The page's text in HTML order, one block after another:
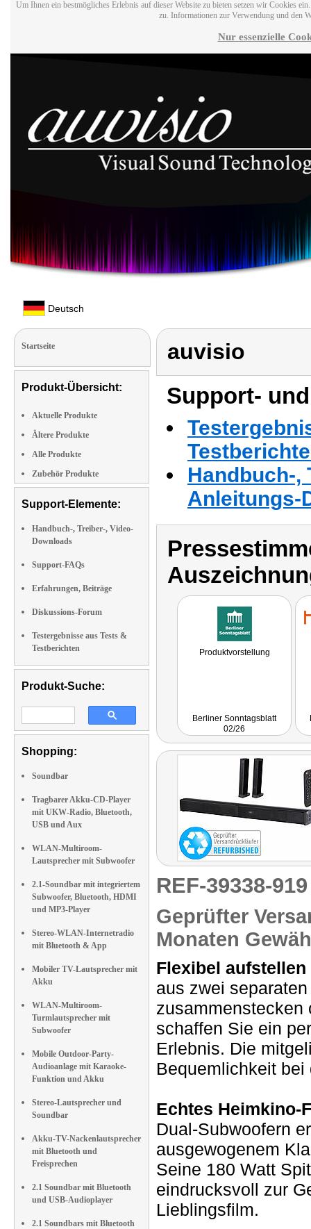
Um Ihnen ein bestmögliches Erlebnis auf dieser Website zu bieten setzen wir Cookies
zu. Informationen zur Verwendung und den
Nur essenzielle
Deutsch
Startseite
Produkt-Übersicht:
Aktuelle Produkte
Ältere Produkte
Alle Produkte
Zubehör Produkte
Support-Elemente:
Handbuch-, Treiber-, Video-
Downloads
Support-FAQs
Erfahrungen, Beiträge
Diskussions-Forum
Testergebnisse aus Tests &
Testberichten
Produkt-Suche:
Shopping:
Soundbar
Tragbarer Akku-CD-Player
mit UKW-Radio, Bluetooth,
USB und Aux
WLAN-Multiroom-
Lautsprecher mit Subwoofer
2.1-Soundbar mit integriertem
Subwoofer, Bluetooth, HDMI
und MP3-Player
Stereo-WLAN-Internetradio
mit Bluetooth & App
Mobiler TV-Lautsprecher mit
Akku
WLAN-Multiroom-
Turmlautsprecher mit
Subwoofer
Mobile Outdoor-Party-
Audioanlage mit Karaoke-
Funktion und Akku
Stereo-Lautsprecher und
Soundbar
Akku-TV-Nackenlautsprecher
mit Bluetooth und
Freisprechen
2.1 Soundbar mit Bluetooth
und USB-Audioplayer
2.1 Soundbars mit Bluetooth
auvisio
Support-
Handbuch-,
Anleitungs-
Produktvorstellung
Berliner Sonntagsblatt
02/26
REF-39338-
Geprüfter
Monaten
Flexibel
aus zwei
zusammenstecken
schaffen Sie ein
Erlebnis. Die
Bequemlichkeit bei
Echtes Heimkino-
Dual-Subwoofern
ausgewogenem
Seine 180 Watt
eindrucksvoll zur
Lieblingsfilm.